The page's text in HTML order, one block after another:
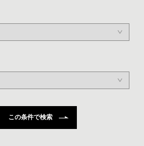
この条件で検索